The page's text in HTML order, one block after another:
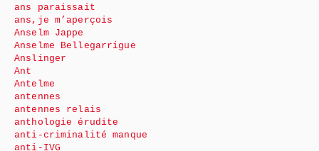
ans paraissait
ans,je m’aperçois
Anselm Jappe
Anselme Bellegarrigue
Anslinger
Ant
Antelme
antennes
antennes relais
anthologie érudite
anti-criminalité manque
anti-IVG